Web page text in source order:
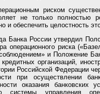
риском
не только полностью
и обеспечить целостность
Банка России утвердил
операционного риска
и Положение
организаций,
Российской Федерации
при осуществлении
оказания банковских
системы управления